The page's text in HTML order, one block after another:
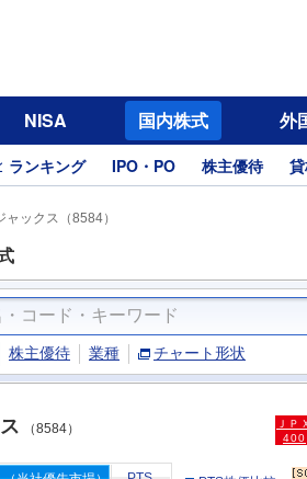
NISA 国内株式 外
ランキング IPO・PO 株主優待
ャックス（8584）
株主優待 業種 チャート形状
（8584）
ＪＰ
400